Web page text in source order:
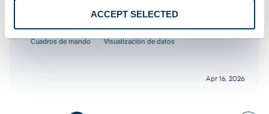
ACCEPT SELECTED
con Actualización Automática
Cuadros de mando Visualización de datos
Apr 16, 2026